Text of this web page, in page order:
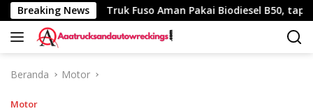
Langsung
ke
konten
Breaking News
Km Truk Fuso Aman Pakai Biodiesel B50, tapi Ada
Beranda Motor
Motor